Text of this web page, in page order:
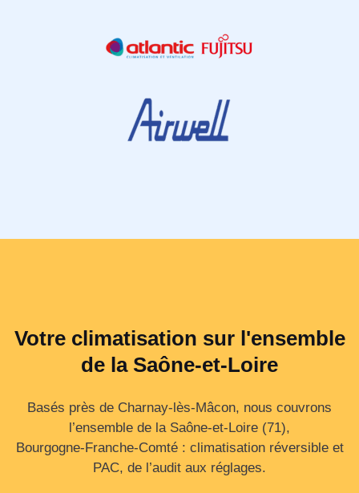
Votre climatisation sur l'ensemble
de la Saône-et-Loire
Basés près de Charnay-lès-Mâcon, nous couvrons
l’ensemble de la Saône‑et‑Loire (71),
Bourgogne‑Franche‑Comté : climatisation réversible et
PAC, de l’audit aux réglages.